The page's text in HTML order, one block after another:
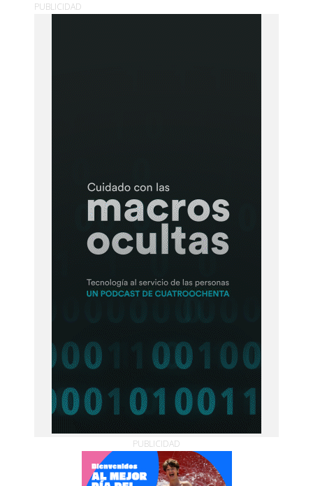
PUBLICIDAD
PUBLICIDAD